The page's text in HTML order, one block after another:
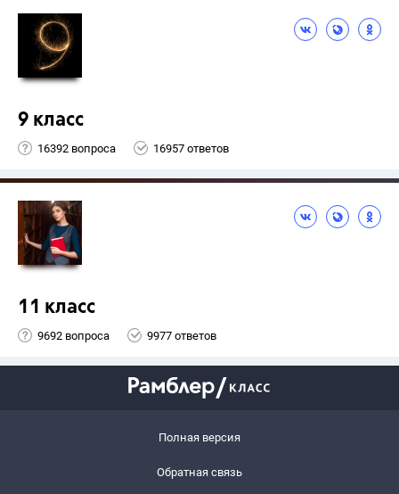
9 класс
16392 вопроса 16957 ответов
11 класс
9692 вопроса 9977 ответов
Полная версия
Обратная связь